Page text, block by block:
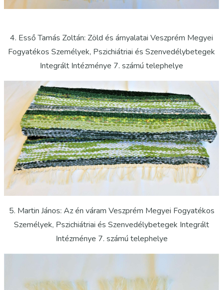
4. Esső Tamás Zoltán: Zöld és árnyalatai Veszprém Megyei
Fogyatékos Személyek, Pszichiátriai és Szenvedélybetegek
Integrált Intézménye 7. számú telephelye
5. Martin János: Az én váram Veszprém Megyei Fogyatékos
Személyek, Pszichiátriai és Szenvedélybetegek Integrált
Intézménye 7. számú telephelye